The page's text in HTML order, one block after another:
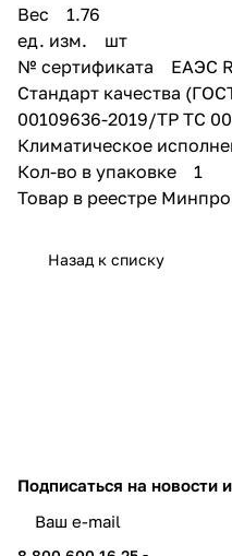
Вес 1.76
ед. изм. шт
№ сертификата EAЭС
Стандарт качества
00109636-2019/ТР ТС
Климатическое
Кол-во в упаковке 1
Товар в реестре
Назад к списку
Подписаться на новости